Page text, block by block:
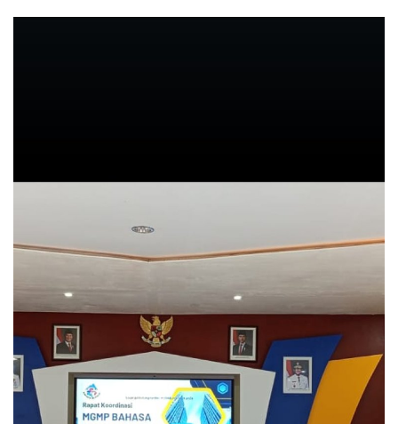
Maritim
Ekonomi & Keuangan
Pendidikan & Pelatihan